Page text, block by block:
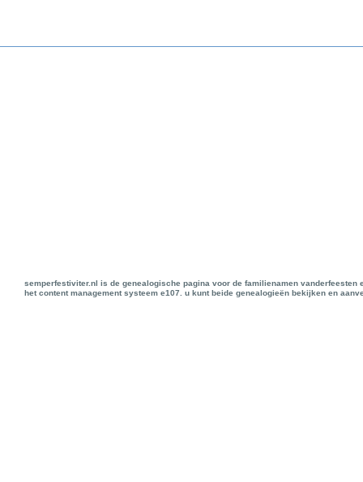
semperfestiviter.nl is de genealogische pagina voor de familienamen
het content management systeem e107. u kunt beide genealogieën bekijken en